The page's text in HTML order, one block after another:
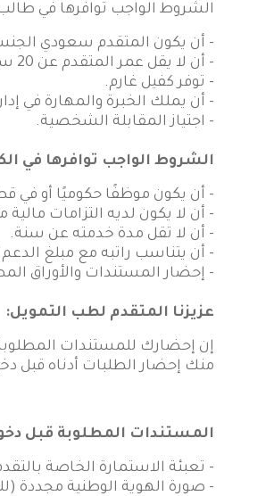
الشروط الواجب توافرها في
- أن يكون المتقدم سعودي
- أن لا يقل عمر المتقدم عن 20 سنة ولا يزيد عن 60 سنة.
- توفر كفيل غارم.
- أن يملك الخبرة والمهارة في
- اجتياز المقابلة الشخصية.
الشروط الواجب توافرها في
- أن يكون موظفًا حكوميًا أو في
- أن لا يكون لديه التزامات مالية
- أن لا تقل مدة خدمته عن سنة.
- أن يتناسب راتبه مع مبلغ الدعم المطلوب لا تتجاوز الالتزامات
- إحضار المستندات والأوراق
عزيزنا المتقدم لطب التمويل:
إن إحضارك للمستندات
منك إحضار الطلبات أدناه قبل
المستندات المطلوبة قبل
- تعبئة الاستمارة الخاصة
- صورة الهوية الوطنية مجددة